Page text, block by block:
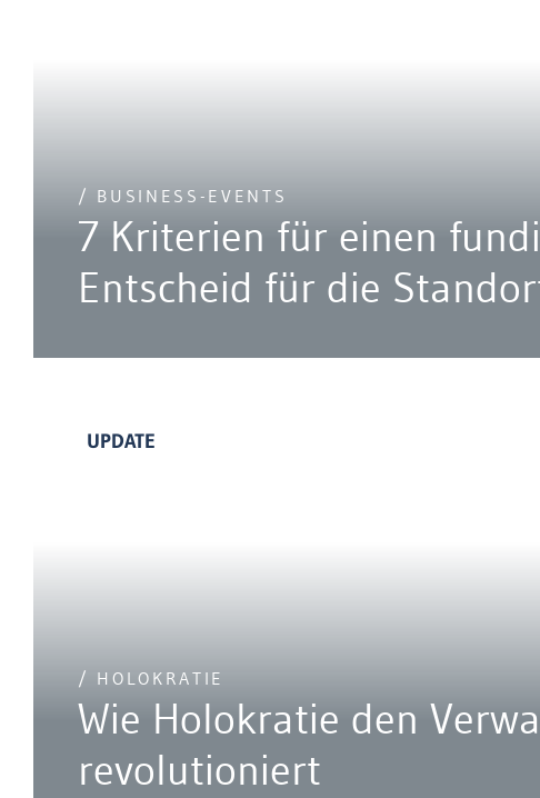
/ BUSINESS-EVENTS
7 Kriterien für einen
Entscheid für die
UPDATE
/ HOLOKRATIE
Wie Holokratie den
revolutioniert